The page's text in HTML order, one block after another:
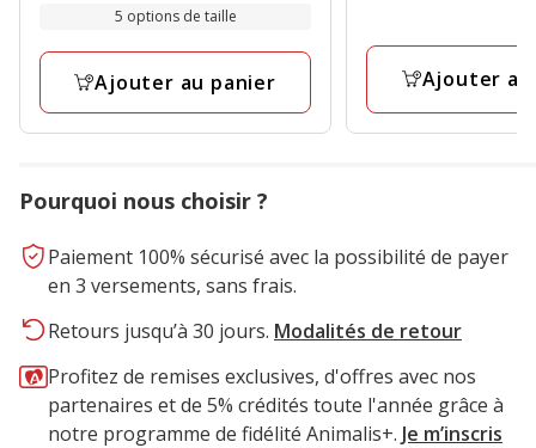
à
24.99€
5 options de taille
Ajouter au panier Ajouter
Pourquoi nous choisir ?
Paiement 100% sécurisé avec la possibilité de payer
en 3 versements, sans frais.
Retours jusqu’à 30 jours. Modalités de retour
Profitez de remises exclusives, d'offres avec nos
partenaires et de 5% crédités toute l'année grâce à
notre programme de fidélité Animalis+. Je m’inscris